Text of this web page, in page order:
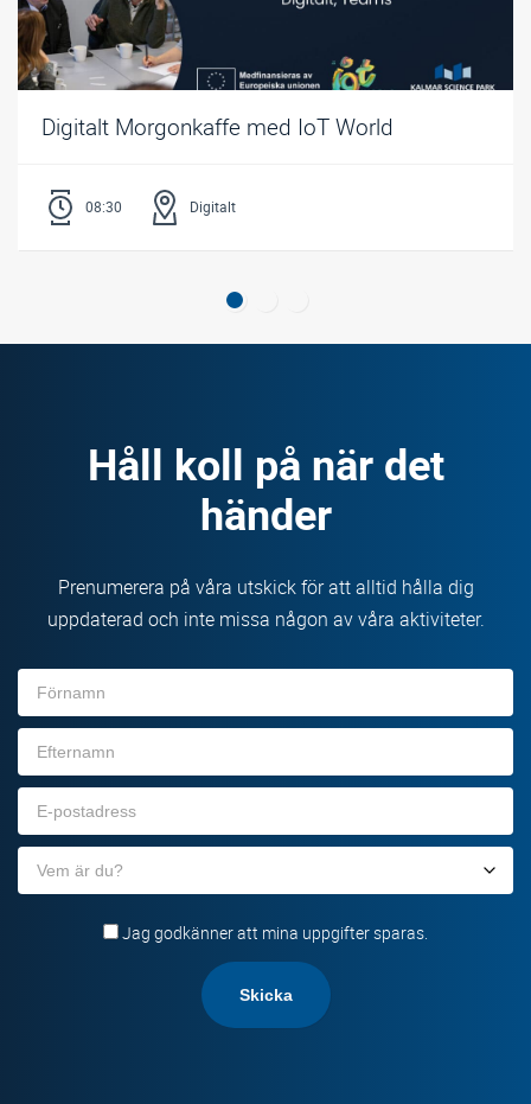
Digitalt Morgonkaffe med IoT World
08:30 Digitalt
Håll koll på när det
händer
Prenumerera på våra utskick för att alltid hålla dig
uppdaterad och inte missa någon av våra aktiviteter.
Förnamn
Efternamn
post
Organisation
Jag godkänner att mina uppgifter sparas.